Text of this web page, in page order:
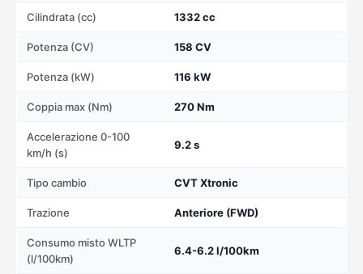
Cilindrata (cc) 1332 cc
Potenza (CV) 158 CV
Potenza (kW) 116 kW
Coppia max (Nm) 270 Nm
Accelerazione 0-100
km/h (s)
9.2 s
Tipo cambio CVT Xtronic
Trazione Anteriore (FWD)
Consumo misto WLTP
(l/100km)
6.4-6.2 l/100km